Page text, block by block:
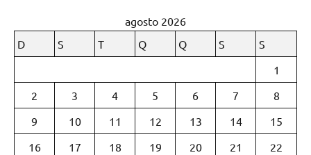
agosto 2026
D
S T Q Q S
S
1
2
3 4 5 6 7
8
9
10 11 12 13 14
15
16
17 18 19 20 21 22